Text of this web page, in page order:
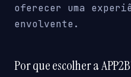
oferecer uma
envolvente.
Por que escolher a